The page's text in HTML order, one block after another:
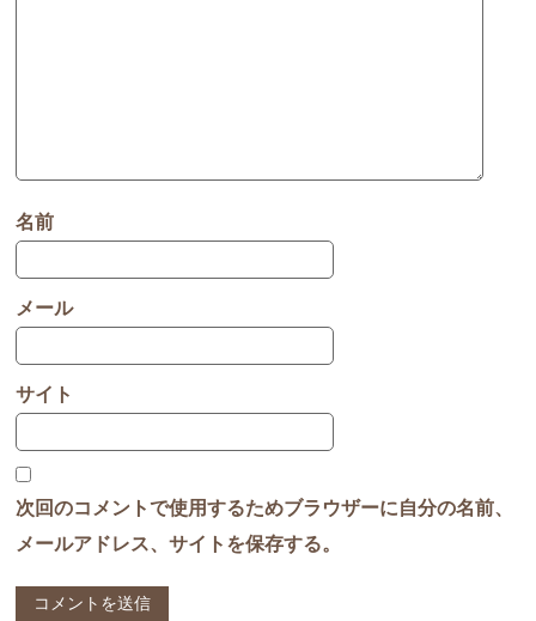
名前
メール
サイト
次回のコメントで使用するためブラウザーに自分の名前、
メールアドレス、サイトを保存する。